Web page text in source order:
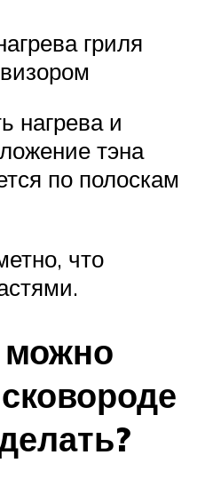
гриля
нагрева и
тэна
по полоскам
что